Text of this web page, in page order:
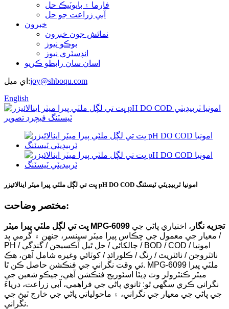
فارما ۽ بايوٽيڪ حل
آبي زراعت جو حل
خبرون
نمائش جون خبرون
بوڪو نيوز
انڊسٽري نيوز
اسان سان رابطو ڪريو
اي ميل:joy@shboqu.com
English
ڀت تي لڳل ملٽي پيرا ميٽر اينالائيزر pH DO COD امونيا ٽربيڊيٽي ٽيسٽنگ
مختصر وضاحت:
ڀت تي لڳل ملٽي پيرا ميٽر MPG-6099 تجزيه نگار ، اختياري پاڻي جي
معيار جي معمول جي چڪاس پيرا ميٽر سينسر، جنهن ۾ گرمي پد /
PH / چالکائي / حل ٿيل آڪسيجن / گندگي / BOD / COD / امونيا
نائٽروجن / نائٽريٽ / رنگ / ڪلورائڊ / کوٽائي وغيره شامل آهن، هڪ
ئي وقت نگراني جي فنڪشن حاصل ڪن ٿا. MPG-6099 ملٽي پيرا
ميٽر ڪنٽرولر وٽ ڊيٽا اسٽوريج فنڪشن آهي، جيڪو شعبن جي
نگراني ڪري سگهي ٿو: ثانوي پاڻي جي فراهمي، آبي زراعت، درياءَ
جي پاڻي جي معيار جي نگراني، ۽ ماحولياتي پاڻي جي خارج ٿيڻ جي
نگراني.